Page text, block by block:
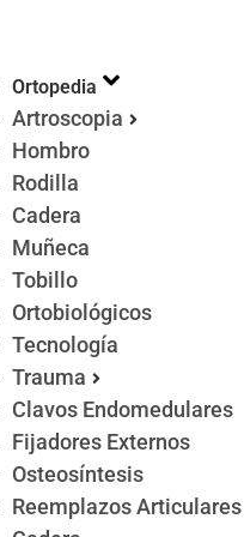
Ortopedia
Artroscopia
Hombro
Rodilla
Cadera
Muñeca
Tobillo
Ortobiológicos
Tecnología
Trauma
Clavos Endomedulares
Fijadores Externos
Osteosíntesis
Reemplazos Articulares